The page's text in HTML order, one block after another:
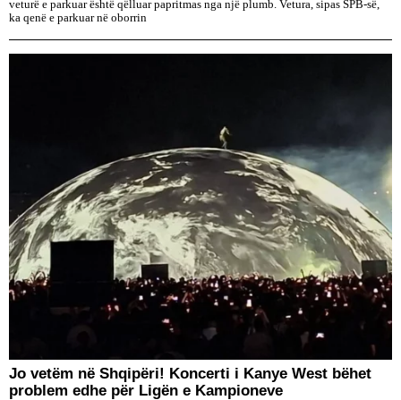
veturë e parkuar është qëlluar papritmas nga një plumb. Vetura, sipas SPB-së,
ka qenë e parkuar në oborrin
Jo vetëm në Shqipëri! Koncerti i Kanye West bëhet
problem edhe për Ligën e Kampioneve